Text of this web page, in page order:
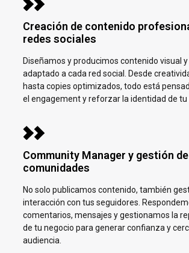
Creación de contenido
redes sociales
Diseñamos y producimos contenido visual
adaptado a cada red social. Desde
hasta copies optimizados, todo está
el engagement y reforzar la identidad de tu
Community Manager y gestión de
comunidades
No solo publicamos contenido, también
interacción con tus seguidores.
comentarios, mensajes y gestionamos la
de tu negocio para generar confianza y
audiencia.